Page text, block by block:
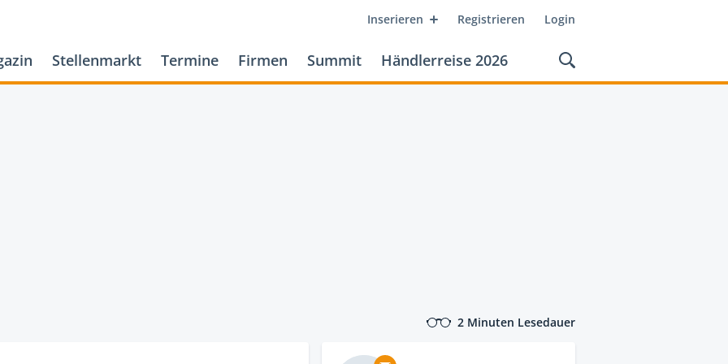
Inserieren Registrieren Login
Stellenmarkt Termine Firmen Summit Händlerreise 2026
2 Minuten Lesedauer